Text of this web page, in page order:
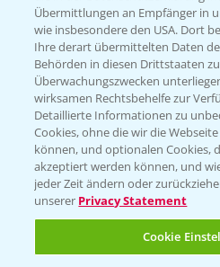
Hilfe in Notfällen
T.+49 (0)214/30-
Folgen
Übermittlungen an Empfänger in
wie insbesondere den USA. Dort
Ihre derart übermittelten Daten
Behörden in diesen Drittstaaten
Überwachungszwecken
wirksamen Rechtsbehelfe zur
Detaillierte Informationen zu
Cookies, ohne die wir die
können, und optionalen Cookies,
akzeptiert werden können, und
jeder Zeit ändern oder
unserer Privacy Statement
Cookie